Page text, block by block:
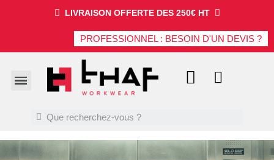
LIVRAISON OFFERTE DES 250€ HT
PROFESSIONNEL : BESOIN D'UN DEVIS ?